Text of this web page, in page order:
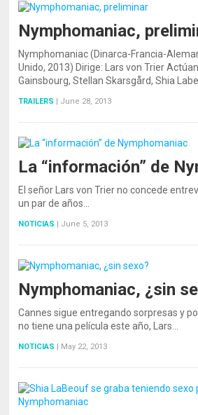
Nymphomaniac,
Nymphomaniac (Dinarca-Francia-
Unido, 2013) Dirige: Lars von Trier
Gainsbourg, Stellan Skarsgård, Shia
TRAILERS | June 28, 2013
La “información” de
El señor Lars von Trier no concede
un par de años…
NOTICIAS | June 5, 2013
Nymphomaniac, ¿sin
Cannes sigue entregando sorpresas y
no tiene una película este año, Lars…
NOTICIAS | May 22, 2013